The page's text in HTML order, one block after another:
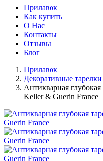
Прилавок
Как купить
О Нас
Контакты
Отзывы
Блог
Прилавок
Декоративные тарелки
Антикварная
Keller & Guerin France